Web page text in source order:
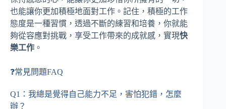
也能讓你更加積極地面對工作。記住，積極的工作
態度是一種習慣，透過不斷的練習和培養，你就能
夠從容應對挑戰，享受工作帶來的成就感，實現快
樂工作 。
❓常見問題FAQ
Q1：我總是覺得自己能力不足，害怕犯錯，怎麼
辦？